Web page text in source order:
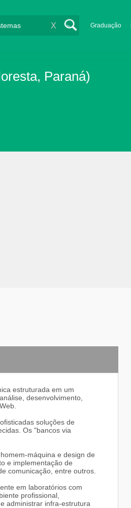
Graduação
X
Paraná)
estruturada em um
desenvolvimento,
soluções de
Os "bancos via
máquina e design de
e implementação de
comunicação, entre outros.
em laboratórios com
profissional,
administrar infra-estrutura